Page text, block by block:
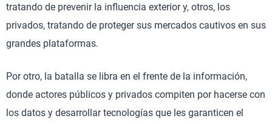
tratando de prevenir la influencia exterior y, otros, los
privados, tratando de proteger sus mercados cautivos en sus
grandes plataformas.
Por otro, la batalla se libra en el frente de la información,
donde actores públicos y privados compiten por hacerse con
los datos y desarrollar tecnologías que les garanticen el